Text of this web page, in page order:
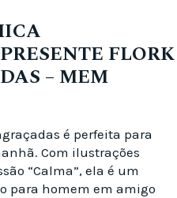
FLORK
– MEM
é perfeita para
Com ilustrações
“Calma”, ela é um
para homem em amigo